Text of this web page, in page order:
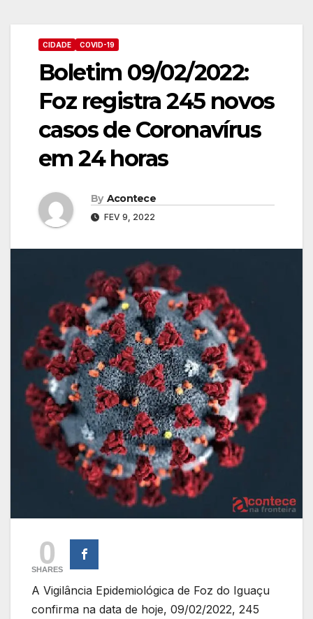
CIDADE COVID-19
Boletim 09/02/2022:
Foz registra 245 novos
casos de Coronavírus
em 24 horas
By Acontece
FEV 9, 2022
0
SHARES
A Vigilância Epidemiológica de Foz do Iguaçu
confirma na data de hoje, 09/02/2022, 245